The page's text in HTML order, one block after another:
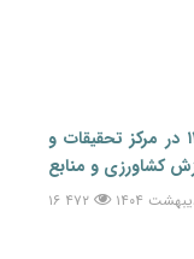
نشست ارزیابی عملکرد پژوهشی سال ۱۴۰۳ در مرکز تحقیقات و
۱۴۰۴ ۴۷۲